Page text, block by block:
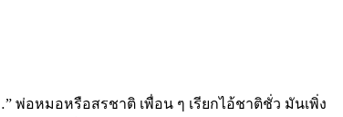
พ่อหมอหรือสรชาติ เพื่อน ๆ เรียกไอ้ชาติชั่ว มันเพิ่ง